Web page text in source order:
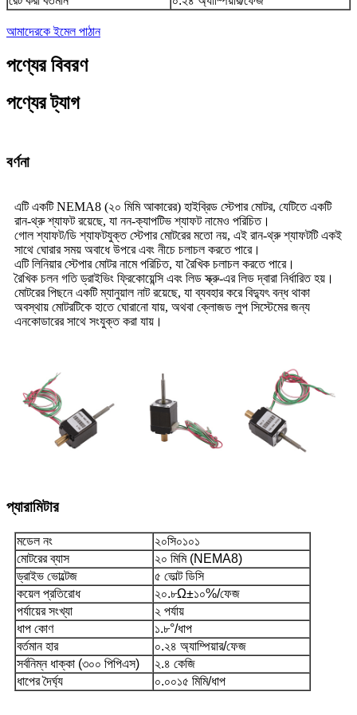
আমাদেরকে ইমেল পাঠান
পণ্যের বিবরণ
পণ্যের ট্যাগ
বর্ণনা
এটি একটি NEMA8 (২০ মিমি আকারের) হাইব্রিড স্টেপার মোটর, যেটিতে একটি
রান-থ্রু শ্যাফট রয়েছে, যা নন-ক্যাপটিভ শ্যাফট নামেও পরিচিত।
গোল শ্যাফট/ডি শ্যাফটযুক্ত স্টেপার মোটরের মতো নয়, এই রান-থ্রু শ্যাফটটি একই
সাথে ঘোরার সময় অবাধে উপরে এবং নীচে চলাচল করতে পারে।
এটি লিনিয়ার স্টেপার মোটর নামে পরিচিত, যা রৈখিক চলাচল করতে পারে।
রৈখিক চলন গতি ড্রাইভিং ফ্রিকোয়েন্সি এবং লিড স্ক্রু-এর লিড দ্বারা নির্ধারিত হয়।
মোটরের পিছনে একটি ম্যানুয়াল নাট রয়েছে, যা ব্যবহার করে বিদ্যুৎ বন্ধ থাকা
অবস্থায় মোটরটিকে হাতে ঘোরানো যায়, অথবা ক্লোজড লুপ সিস্টেমের জন্য
এনকোডারের সাথে সংযুক্ত করা যায়।
প্যারামিটার
মডেল নং
২০সি০১০১
মোটরের ব্যাস
২০ মিমি (NEMA8)
ড্রাইভ ভোল্টেজ
৫ ভোল্ট ডিসি
কয়েল প্রতিরোধ
২০.৮Ω±১০%/ফেজ
পর্যায়ের সংখ্যা
২ পর্যায়
ধাপ কোণ
১.৮°/ধাপ
বর্তমান হার
০.২৪ অ্যাম্পিয়ার/ফেজ
সর্বনিম্ন ধাক্কা (৩০০ পিপিএস)
২.৪ কেজি
ধাপের দৈর্ঘ্য
০.০০১৫ মিমি/ধাপ